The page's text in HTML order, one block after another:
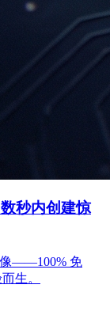
秒内创建惊
像——100% 免
生。